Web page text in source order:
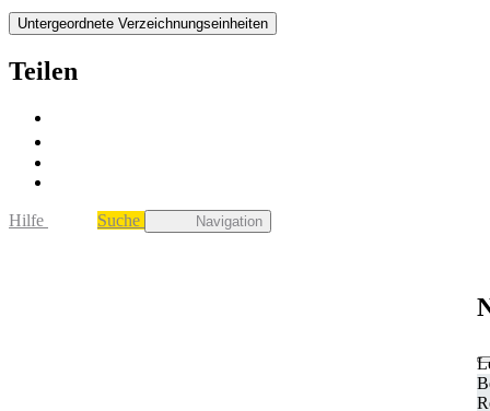
Untergeordnete Verzeichnungseinheiten
Teilen
Hilfe Suche Navigation